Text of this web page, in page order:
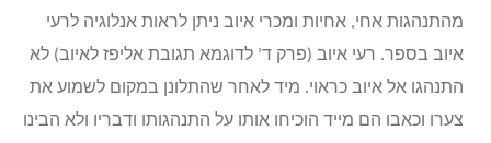
מהתנהגות אחי, אחיות ומכרי איוב ניתן לראות אנלוגיה לרעי
איוב בספר. רעי איוב (פרק ד’ לדוגמא תגובת אליפז לאיוב) לא
התנהגו אל איוב כראוי. מיד לאחר שהתלונן במקום לשמוע את
צערו וכאבו הם מייד הוכיחו אותו על התנהגותו ודבריו ולא הבינו